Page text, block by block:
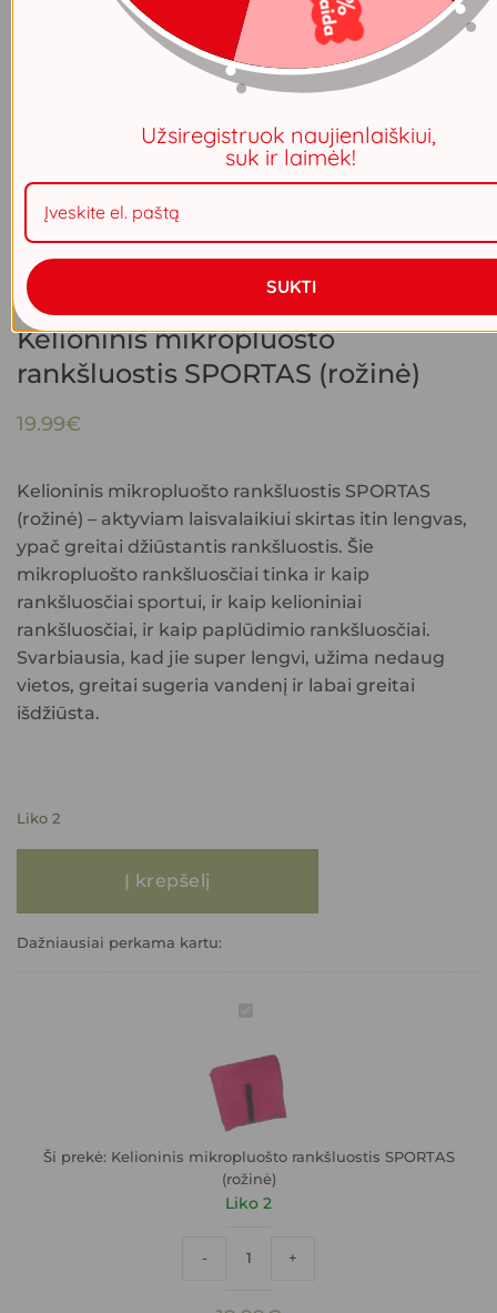
Kelioninis mikropluošto
rankšluostis SPORTAS (rožinė)
19.99€
Kelioninis mikropluošto rankšluostis SPORTAS
(rožinė) – aktyviam laisvalaikiui skirtas itin lengvas,
ypač greitai džiūstantis rankšluostis. Šie
mikropluošto rankšluosčiai tinka ir kaip
rankšluosčiai sportui, ir kaip kelioniniai
rankšluosčiai, ir kaip paplūdimio rankšluosčiai.
Svarbiausia, kad jie super lengvi, užima nedaug
vietos, greitai sugeria vandenį ir labai greitai
išdžiūsta.
Liko 2
Į krepšelį
Dažniausiai perkama kartu:
SPORTAS
(rožinė)
Ši prekė: Kelioninis mikropluošto rankšluostis SPORTAS
(rožinė)
Liko 2
- +
Užsiregistruok naujienlaiškiui,
suk ir laimėk!
SUKTI